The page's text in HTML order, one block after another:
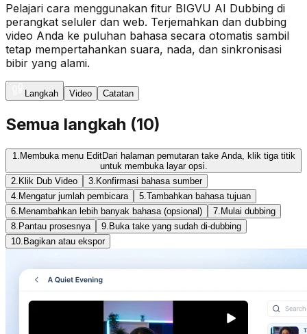
Pelajari cara menggunakan fitur BIGVU AI Dubbing di
perangkat seluler dan web. Terjemahkan dan dubbing
video Anda ke puluhan bahasa secara otomatis sambil
tetap mempertahankan suara, nada, dan sinkronisasi
bibir yang alami.
Langkah Video Catatan
Semua langkah (10)
1. Membuka menu EditDari halaman pemutaran take Anda, klik tiga titik
untuk membuka layar opsi.
2. Klik Dub Video 3. Konfirmasi bahasa sumber
4. Mengatur jumlah pembicara 5. Tambahkan bahasa tujuan
6. Menambahkan lebih banyak bahasa (opsional) 7. Mulai dubbing
8. Pantau prosesnya 9. Buka take yang sudah di-dubbing
10. Bagikan atau ekspor